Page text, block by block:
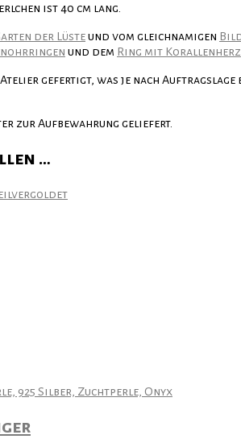
ist 40 cm lang.
der Lüsteund vom gleichnamigen
und dem Ring mit Korallenherz
gefertigt, was je nach Auftragslage
zur Aufbewahrung geliefert.
…